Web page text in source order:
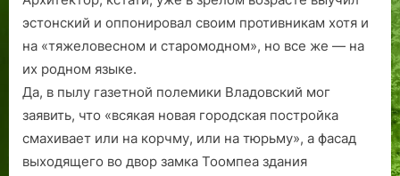
эстонский и оппонировал своим противникам хотя и
на «тяжеловесном и старомодном», но все же — на
их родном языке.
Да, в пылу газетной полемики Владовский мог
заявить, что «всякая новая городская постройка
смахивает или на корчму, или на тюрьму», а фасад
выходящего во двор замка Тоомпеа здания